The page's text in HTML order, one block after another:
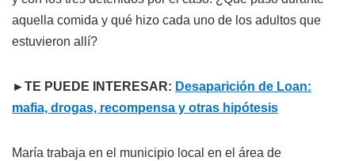
aquella comida y qué hizo cada uno de los adultos que
estuvieron allí?
►TE PUEDE INTERESAR: Desaparición de Loan:
mafia, drogas, recompensa y otras hipótesis
María trabaja en el municipio local en el área de